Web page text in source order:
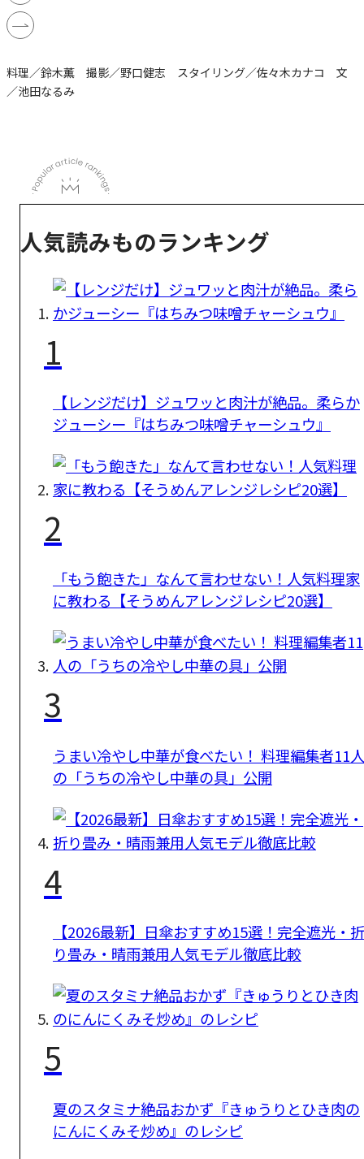
料理／鈴木薫 撮影／野口健志 スタイリング／佐々木カナコ 文
／池田なるみ
人気読みものランキング
1
【レンジだけ】ジュワッと肉汁が絶品。柔らか
ジューシー『はちみつ味噌チャーシュウ』
2
「もう飽きた」なんて言わせない！人気料理家
に教わる【そうめんアレンジレシピ20選】
3
うまい冷やし中華が食べたい！ 料理編集者11人
の「うちの冷やし中華の具」公開
4
【2026最新】日傘おすすめ15選！完全遮光・折
り畳み・晴雨兼用人気モデル徹底比較
5
夏のスタミナ絶品おかず『きゅうりとひき肉の
にんにくみそ炒め』のレシピ